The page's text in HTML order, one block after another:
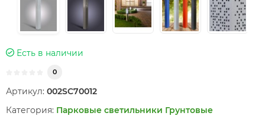
Есть в наличии
0
Артикул: 002SC70012
Категория: Парковые светильники Грунтовые